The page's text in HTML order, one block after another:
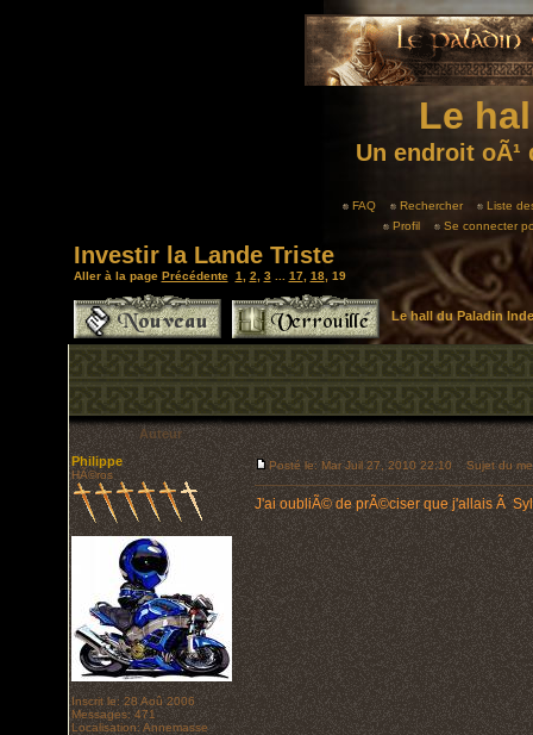
Le
Un endroit
FAQ Rechercher
Liste
Profil
Se connecter
Investir la Lande Triste
Aller à la page Précédente 1 2 3 17, 18, 19
Le hall du Paladin
Auteur
Philippe
HÃ©ros
Inscrit le: 28 Aoû 2006
Messages: 471
Localisation: Annemasse
Posté le: Mar Juil 27, 2010 22:10 Sujet du
J'ai oubliÃ© de prÃ©ciser que j'allais Ã